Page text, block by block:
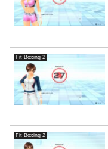
Fit Boxing 2
Fit Boxing 2